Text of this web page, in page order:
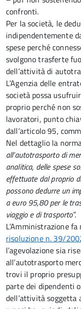
confronti.
Per la società, le
indipendentemente
spese perché
svolgono trasferte
dell’attività di
L’Agenzia delle
società possa
proprio perché non
lavoratori, punto
dall’articolo 95,
Nel dettaglio la
all’autotrasporto di
analitica, delle spese
effettuate dal proprio
possono dedurre un
a euro 95,80 per le
viaggio e di trasporto”.
L’Amministrazione
risoluzione n. 39/
l’agevolazione sia
all’autotrasporto
trovi il proprio
parte dei dipendenti
dell’attività soggetta